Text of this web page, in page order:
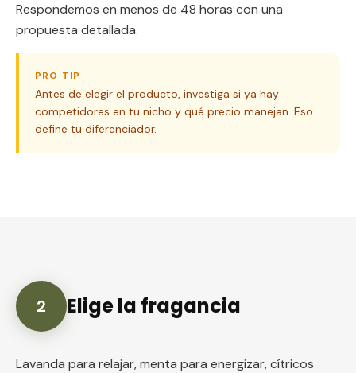
Respondemos en menos de 48 horas con una
propuesta detallada.
PRO TIP
Antes de elegir el producto, investiga si ya hay
competidores en tu nicho y qué precio manejan. Eso
define tu diferenciador.
2 Elige la fragancia
Lavanda para relajar, menta para energizar, cítricos